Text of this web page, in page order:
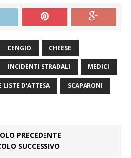
CENGIO CHEESE
INCIDENTI STRADALI MEDICI
LISTE D'ATTESA SCAPARONI
PRECEDENTE
SUCCESSIVO